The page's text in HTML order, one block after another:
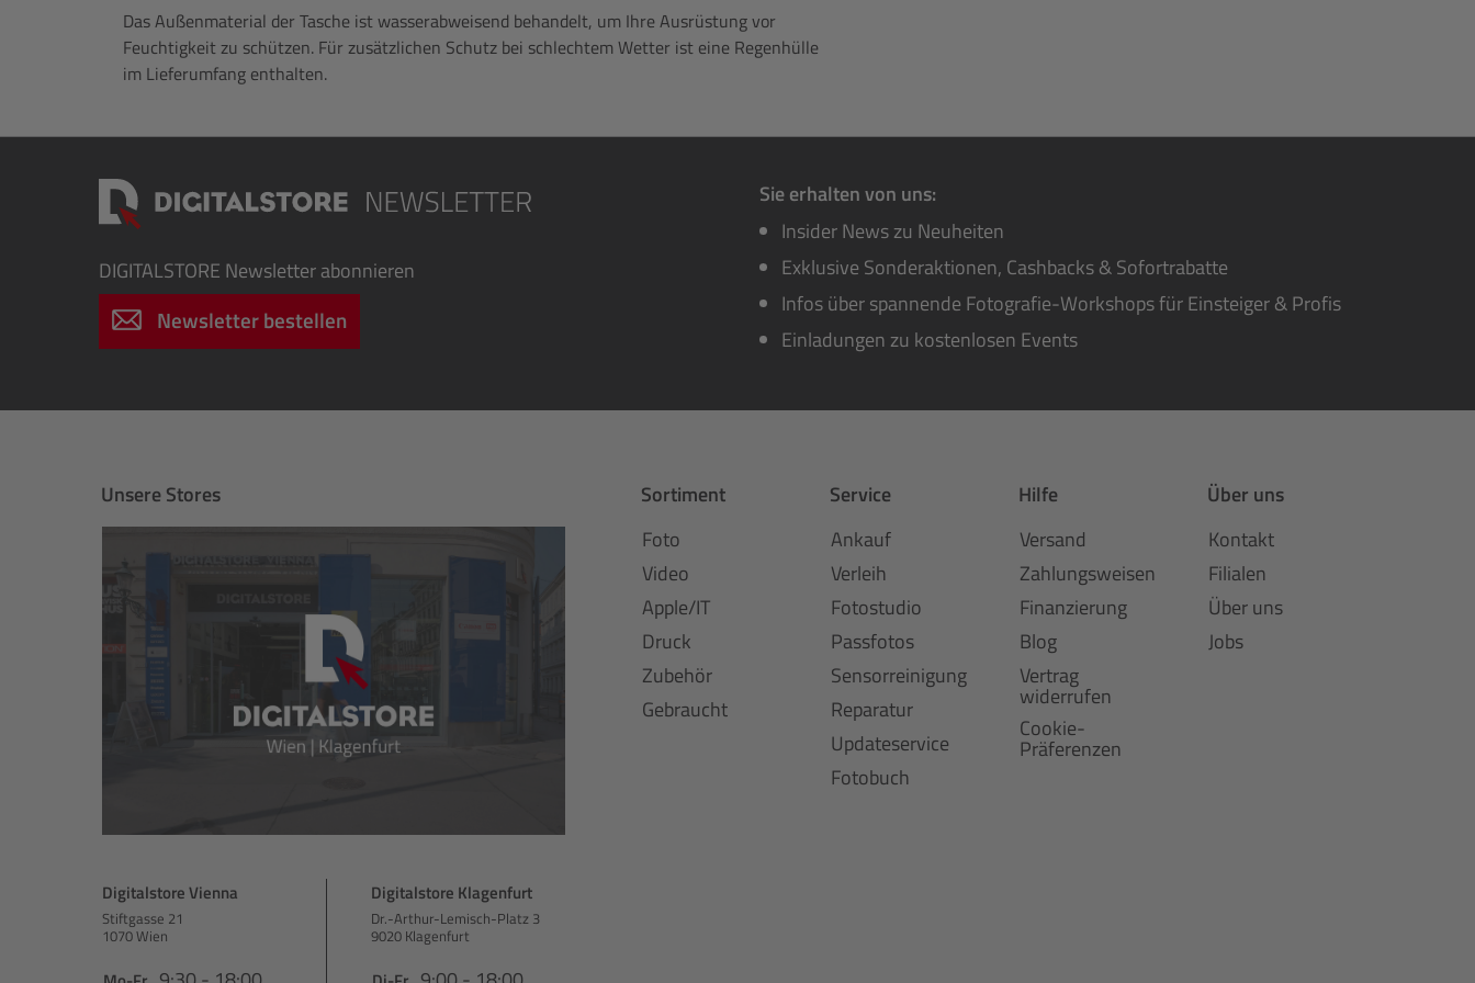
Das Außenmaterial der Tasche ist wasserabweisend behandelt, um Ihre Ausrüstung vor
Feuchtigkeit zu schützen. Für zusätzlichen Schutz bei schlechtem Wetter ist eine Regenhülle
im Lieferumfang enthalten.
DIGITALSTORE Newsletter abonnieren
Newsletter bestellen
Sie erhalten von uns:
Insider News zu Neuheiten
Exklusive Sonderaktionen, Cashbacks & Sofortrabatte
Infos über spannende Fotografie-Workshops für Einsteiger & Profis
Einladungen zu kostenlosen Events
Unsere Stores
Digitalstore Vienna
Stiftgasse 21
1070 Wien
Digitalstore Klagenfurt
Dr.-Arthur-Lemisch-Platz 3
9020 Klagenfurt
Sortiment
Foto
Video
Apple/IT
Druck
Zubehör
Gebraucht
Service
Ankauf
Verleih
Fotostudio
Passfotos
Sensorreinigung
Reparatur
Updateservice
Fotobuch
Hilfe
Versand
Zahlungsweisen
Finanzierung
Blog
Vertrag
widerrufen
Cookie-
Präferenzen
Über uns
Kontakt
Filialen
Über uns
Jobs